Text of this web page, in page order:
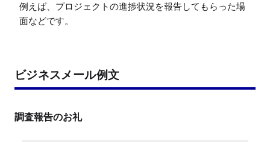
例えば、プロジェクトの進捗状況を報告してもらった場
ビジネスメール例文
調査報告のお礼